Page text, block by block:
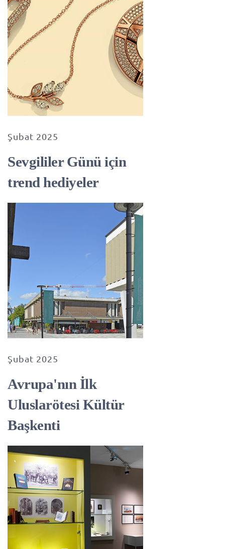
Şubat 2025
Sevgililer Günü için
trend hediyeler
Şubat 2025
Avrupa'nın İlk
Uluslarötesi Kültür
Başkenti